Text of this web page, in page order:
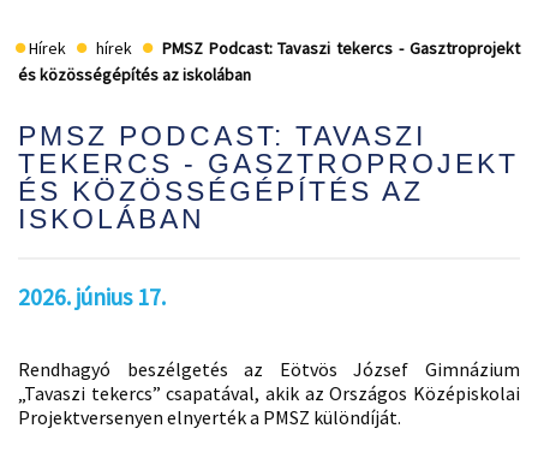
Hírek hírek
PMSZ Podcast: Tavaszi tekercs - Gasztroprojekt
és közösségépítés az iskolában
PMSZ PODCAST: TAVASZI
TEKERCS - GASZTROPROJEKT
ÉS KÖZÖSSÉGÉPÍTÉS AZ
ISKOLÁBAN
2026. június 17.
Rendhagyó beszélgetés az Eötvös József Gimnázium
„Tavaszi tekercs” csapatával, akik az Országos Középiskolai
Projektversenyen elnyerték a PMSZ különdíját.